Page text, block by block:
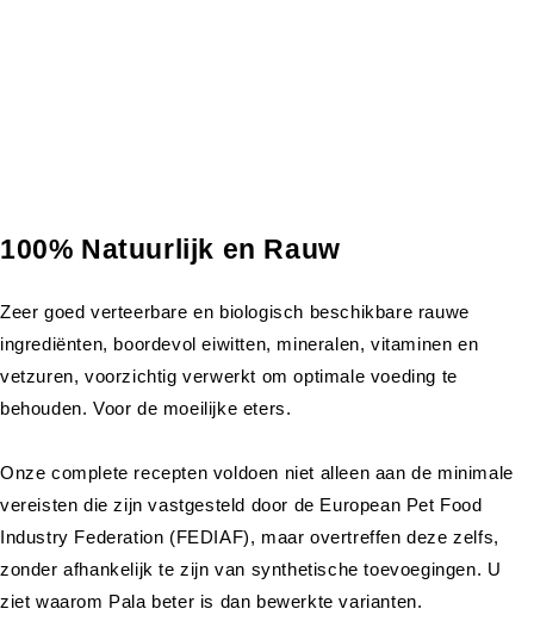
100% Natuurlijk en Rauw
Zeer goed verteerbare en biologisch beschikbare rauwe
ingrediënten, boordevol eiwitten, mineralen, vitaminen en
vetzuren, voorzichtig verwerkt om optimale voeding te
behouden. Voor de moeilijke eters.
Onze complete recepten voldoen niet alleen aan de minimale
vereisten die zijn vastgesteld door de European Pet Food
Industry Federation (FEDIAF), maar overtreffen deze zelfs,
zonder afhankelijk te zijn van synthetische toevoegingen. U
ziet waarom Pala beter is dan bewerkte varianten.